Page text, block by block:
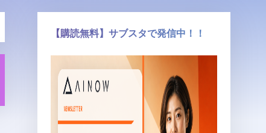
【購読無料】サブスタで発信中！！